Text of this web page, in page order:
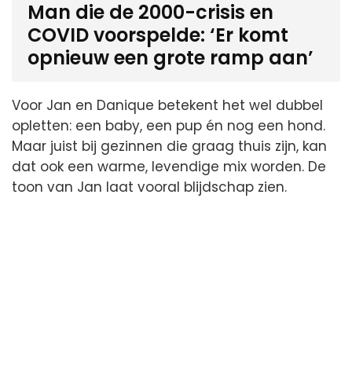
Man die de 2000-crisis en
COVID voorspelde: ‘Er komt
opnieuw een grote ramp aan’
Voor Jan en Danique betekent het wel dubbel
opletten: een baby, een pup én nog een hond.
Maar juist bij gezinnen die graag thuis zijn, kan
dat ook een warme, levendige mix worden. De
toon van Jan laat vooral blijdschap zien.